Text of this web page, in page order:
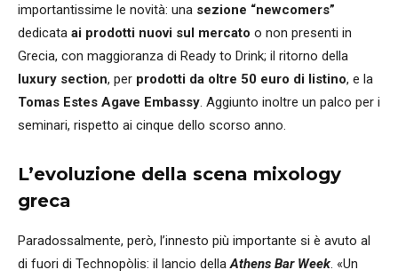
importantissime le novità: una sezione “newcomers”
dedicata ai prodotti nuovi sul mercato o non presenti in
Grecia, con maggioranza di Ready to Drink; il ritorno della
luxury section, per prodotti da oltre 50 euro di listino, e la
Tomas Estes Agave Embassy. Aggiunto inoltre un palco per i
seminari, rispetto ai cinque dello scorso anno.
L’evoluzione della scena mixology
greca
Paradossalmente, però, l’innesto più importante si è avuto al
di fuori di Technopòlis: il lancio dellaAthens Bar Week. «Un